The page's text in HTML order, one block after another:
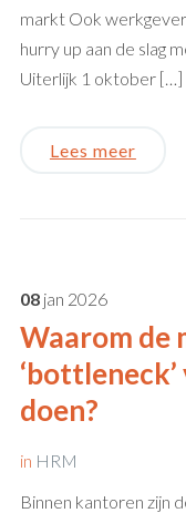
markt Ook
hurry up aan de slag
Uiterlijk 1 oktober […]
Lees meer
08 jan 2026
Waarom de
doen?
in HRM
Binnen kantoren zijn